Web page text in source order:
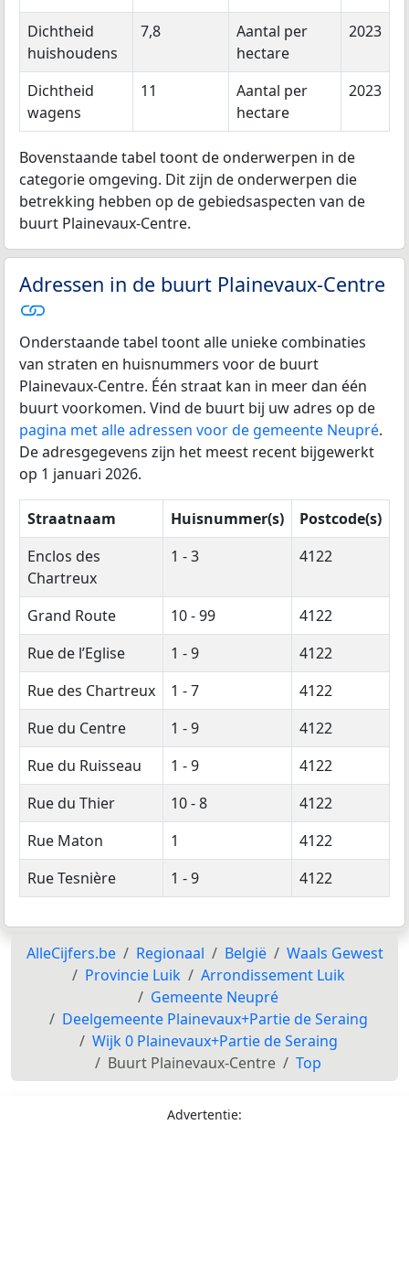
Dichtheid
huishoudens
7,8
Aantal per
hectare
2023
Dichtheid
wagens
11
Aantal per
hectare
2023
Bovenstaande tabel toont de onderwerpen in de
categorie omgeving. Dit zijn de onderwerpen die
betrekking hebben op de gebiedsaspecten van de
buurt Plainevaux-Centre.
Adressen in de buurt Plainevaux-Centre
Onderstaande tabel toont alle unieke combinaties
van straten en huisnummers voor de buurt
Plainevaux-Centre. Één straat kan in meer dan één
buurt voorkomen. Vind de buurt bij uw adres op de
pagina met alle adressen voor de gemeente Neupré.
De adresgegevens zijn het meest recent bijgewerkt
op 1 januari 2026.
Straatnaam Huisnummer(s)
Postcode(s)
Enclos des
Chartreux
1 - 3 4122
Grand Route 10 - 99
4122
Rue de l’Eglise
1 - 9
4122
Rue des Chartreux
1 - 7
4122
Rue du Centre
1 - 9
4122
Rue du Ruisseau
1 - 9
4122
Rue du Thier
10 - 8
4122
Rue Maton
1
4122
Rue Tesnière
1 - 9 4122
AlleCijfers.be Regionaal België
Waals Gewest
Provincie Luik
Arrondissement Luik
Gemeente Neupré
Deelgemeente Plainevaux+Partie de Seraing
Wijk 0 Plainevaux+Partie de Seraing
Buurt Plainevaux-Centre
Top
Advertentie: